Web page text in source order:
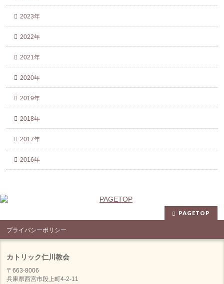
2023年
2022年
2021年
2020年
2019年
2018年
2017年
2016年
PAGETOP
プライバシーポリシー
カトリック仁川教会
〒663-8006
兵庫県西宮市段上町4-2-11